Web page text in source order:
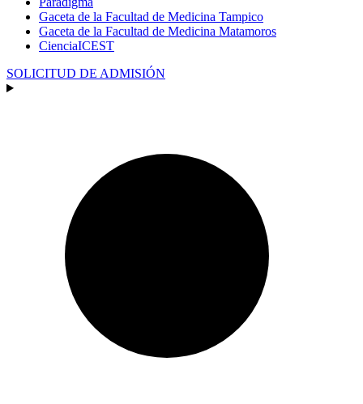
Gaceta de la Facultad de Medicina Tampico
Gaceta de la Facultad de Medicina Matamoros
CienciaICEST
SOLICITUD DE ADMISIÓN